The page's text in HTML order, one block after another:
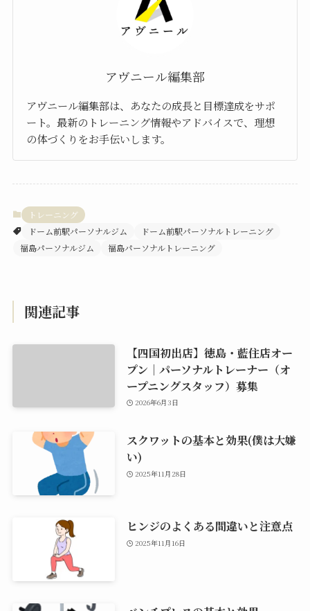
アヴニール編集部
アヴニール編集部は、あなたの成長と目標達成をサポ
ート。最新のトレーニング情報やアドバイスで、理想
の体づくりをお手伝いします。
トレーニング
ドーム前駅パーソナルジム
ドーム前駅パーソナルトレーニング
福島パーソナルジム
福島パーソナルトレーニング
関連記事
【四国初出店】徳島・藍住店オー
プン｜パーソナルトレーナー（オ
ープニングスタッフ）募集
2026年6月3日
スクワットの基本と効果(僕は大嫌
い)
2025年11月28日
ヒンジのよくある間違いと注意点
2025年11月16日